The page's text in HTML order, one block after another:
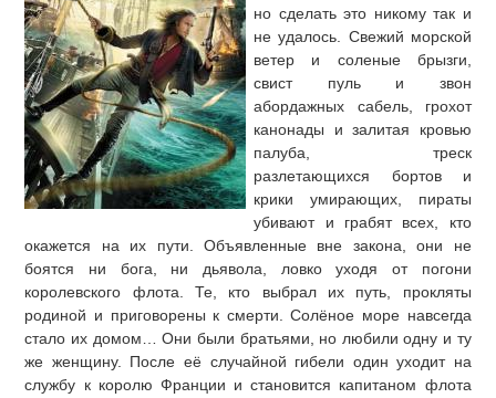
но сделать это никому так и
не удалось. Свежий морской
ветер и соленые брызги,
свист пуль и звон
абордажных сабель, грохот
канонады и залитая кровью
палуба, треск
разлетающихся бортов и
крики умирающих, пираты
убивают и грабят всех, кто
окажется на их пути. Объявленные вне закона, они не
боятся ни бога, ни дьявола, ловко уходя от погони
королевского флота. Те, кто выбрал их путь, прокляты
родиной и приговорены к смерти. Солёное море навсегда
стало их домом… Они были братьями, но любили одну и ту
же женщину. После её случайной гибели один уходит на
службу к королю Франции и становится капитаном флота